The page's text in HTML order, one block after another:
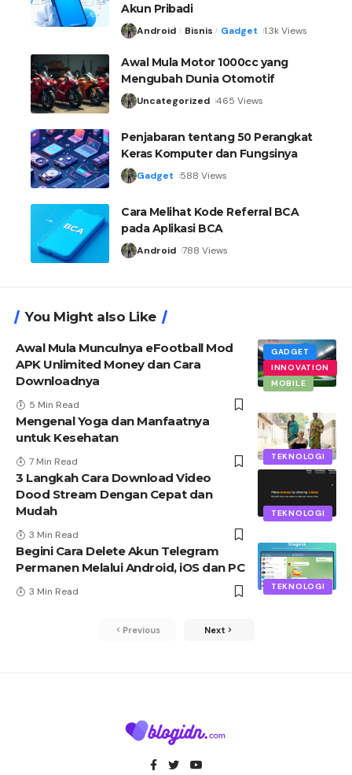
Akun Pribadi
Android Bisnis Gadget 1.3k Views
Awal Mula Motor 1000cc yang
Mengubah Dunia Otomotif
Uncategorized 465 Views
Penjabaran tentang 50 Perangkat
Keras Komputer dan Fungsinya
Gadget 588 Views
Cara Melihat Kode Referral BCA
pada Aplikasi BCA
Android 788 Views
You Might also Like
GADGET
INNOVATION
MOBILE
Awal Mula Munculnya eFootball Mod
APK Unlimited Money dan Cara
Downloadnya
5 Min Read
TEKNOLOGI
Mengenal Yoga dan Manfaatnya
untuk Kesehatan
7 Min Read
TEKNOLOGI
3 Langkah Cara Download Video
Dood Stream Dengan Cepat dan
Mudah
3 Min Read
TEKNOLOGI
Begini Cara Delete Akun Telegram
Permanen Melalui Android, iOS dan PC
3 Min Read
Previous Next